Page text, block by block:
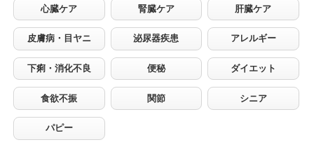
心臓ケア 腎臓ケア 肝臓ケア
皮膚病・目ヤニ 泌尿器疾患 アレルギー
下痢・消化不良 便秘 ダイエット
食欲不振 関節 シニア
パピー